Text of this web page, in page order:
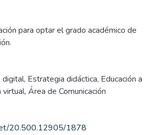
para optar el grado académico de
digital, Estrategia didáctica, Educación a
virtual, Área de Comunicación
20.500.12905/1878